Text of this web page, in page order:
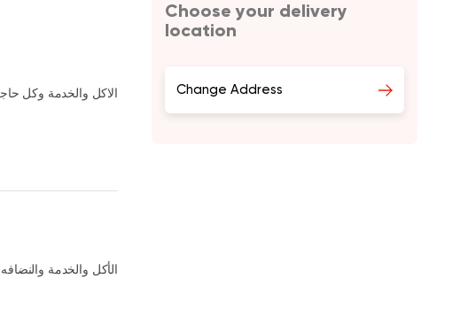
الاكل والخدمة وكل
الأكل والخدمة
Choose your delivery
location
Change Address